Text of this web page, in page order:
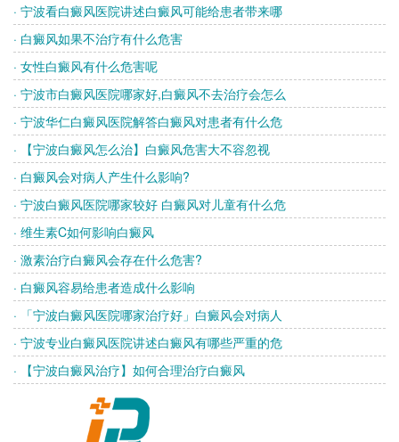
· 宁波看白癜风医院讲述白癜风可能给患者带来哪
· 白癜风如果不治疗有什么危害
· 女性白癜风有什么危害呢
· 宁波市白癜风医院哪家好,白癜风不去治疗会怎么
· 宁波华仁白癜风医院解答白癜风对患者有什么危
· 【宁波白癜风怎么治】白癜风危害大不容忽视
· 白癜风会对病人产生什么影响?
· 宁波白癜风医院哪家较好 白癜风对儿童有什么危
· 维生素C如何影响白癜风
· 激素治疗白癜风会存在什么危害?
· 白癜风容易给患者造成什么影响
· 「宁波白癜风医院哪家治疗好」白癜风会对病人
· 宁波专业白癜风医院讲述白癜风有哪些严重的危
· 【宁波白癜风治疗】如何合理治疗白癜风